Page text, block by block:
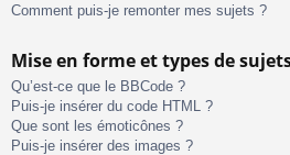
Comment puis-je remonter mes sujets ?
Mise en forme et types de
Qu’est-ce que le BBCode ?
Puis-je insérer du code HTML ?
Que sont les émoticônes ?
Puis-je insérer des images ?